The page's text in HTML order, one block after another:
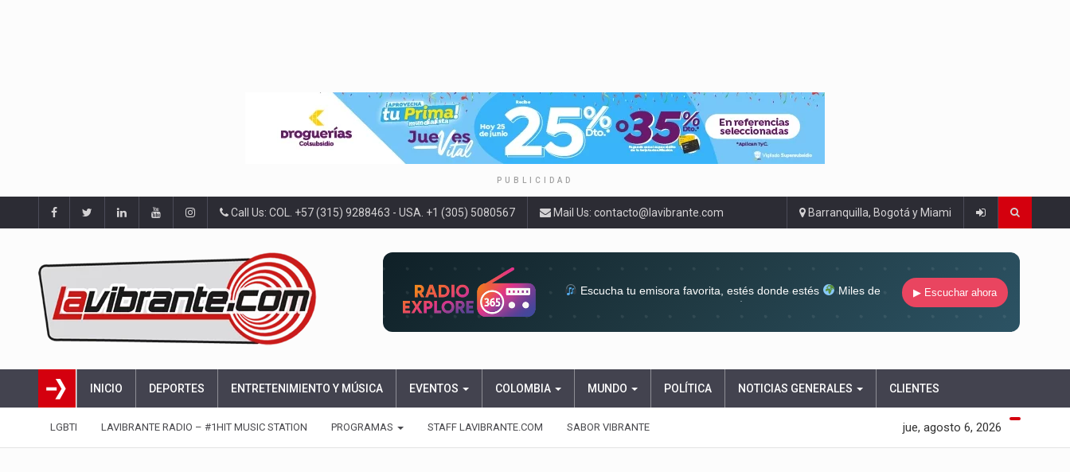
PUBLICIDAD
Call Us: COL. +57 (315) 9288463 - USA. +1 (305) 5080567 Mail Us: contacto@lavibrante.com Barranquilla, Bogotá y Miami
Escucha tu emisora favorita, estés donde estés
Miles de
▶ Escuchar ahora
INICIO DEPORTES ENTRETENIMIENTO Y MÚSICA EVENTOS COLOMBIA MUNDO POLÍTICA NOTICIAS GENERALES CLIENTES
LGBTI LAVIBRANTE RADIO – #1HIT MUSIC STATION PROGRAMAS STAFF LAVIBRANTE.COM SABOR VIBRANTE jue, agosto 6, 2026